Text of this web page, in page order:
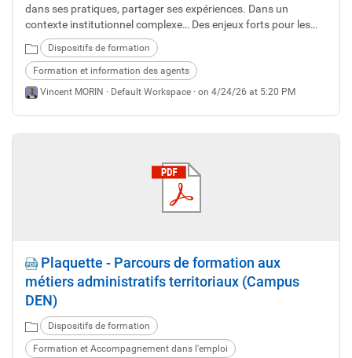
dans ses pratiques, partager ses expériences. Dans un
contexte institutionnel complexe… Des enjeux forts pour les
professionnels.
Dispositifs de formation
Formation et information des agents
Vincent MORIN · Default Workspace · on 4/24/26 at 5:20 PM
Plaquette - Parcours de formation aux
métiers administratifs territoriaux (Campus
DEN)
Dispositifs de formation
Formation et Accompagnement dans l'emploi